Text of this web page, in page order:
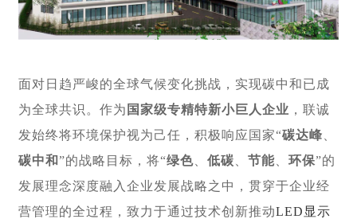
面对日趋严峻的全球气候变化挑战，实现碳中和已成
为全球共识。作为 国家级专精特新小巨人企业 ，联诚
发始终将环境保护视为己任，积极响应国家“碳达峰
碳中和”的战略目标，将“绿色 低碳 节能 环保”的
发展理念深度融入企业发展战略之中，贯穿于企业经
营管理的全过程，致力于通过技术创新推动LED显示